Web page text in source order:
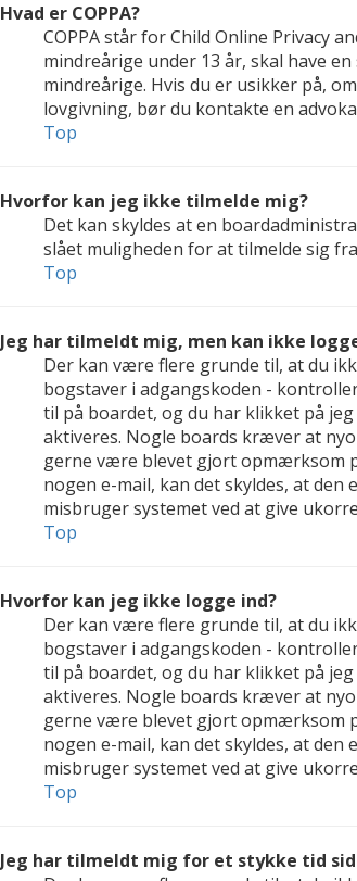
Hvad er COPPA?
COPPA står for Child Online Privacy
mindreårige under 13 år, skal have
mindreårige. Hvis du er usikker på,
lovgivning, bør du kontakte en
Top
Hvorfor kan jeg ikke tilmelde mig?
Det kan skyldes at en
slået muligheden for at tilmelde sig
Top
Jeg har tilmeldt mig, men kan ikke
Der kan være flere grunde til, at du
bogstaver i adgangskoden -
til på boardet, og du har klikket på
aktiveres. Nogle boards kræver at
gerne være blevet gjort opmærksom
nogen e-mail, kan det skyldes, at
misbruger systemet ved at give
Top
Hvorfor kan jeg ikke logge ind?
Der kan være flere grunde til, at du
bogstaver i adgangskoden -
til på boardet, og du har klikket på
aktiveres. Nogle boards kræver at
gerne være blevet gjort opmærksom
nogen e-mail, kan det skyldes, at
misbruger systemet ved at give
Top
Jeg har tilmeldt mig for et stykke tid